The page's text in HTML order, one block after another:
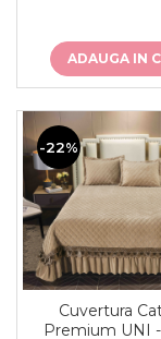
ADAUGA IN
-22%
Cuvertura
Premium UNI